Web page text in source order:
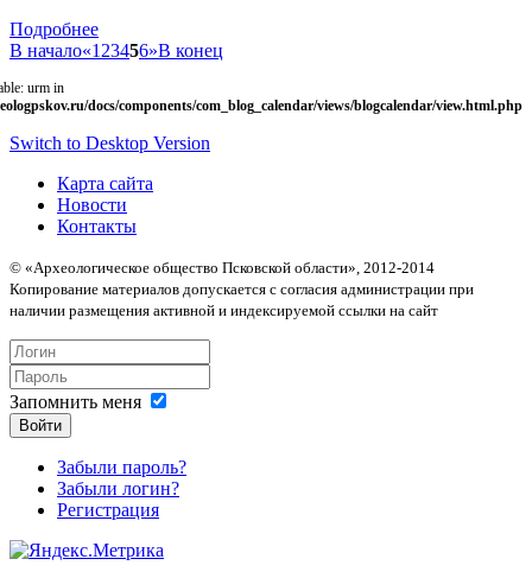
Подробнее
В начало«1 23456»В конец
urm in
docs/components/com_blog_calendar/views/blogcalendar/view.html.php
Switch to Desktop Version
Карта сайта
Новости
Контакты
© «Археологическое общество Псковской области», 2012-2014
Копирование материалов допускается с согласия администрации при
наличии размещения активной и индексируемой ссылки на сайт
Запомнить меня
Войти
Забыли пароль?
Забыли логин?
Регистрация